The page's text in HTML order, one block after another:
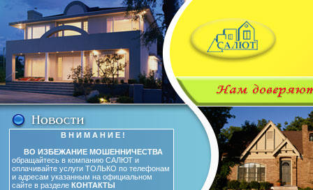
В Н И М А Н И Е !
ВО ИЗБЕЖАНИЕ МОШЕННИЧЕСТВА
обращайтесь в компанию САЛЮТ и
оплачивайте услуги ТОЛЬКО по телефонам
и адресам указанным на официальном
сайте в разделе КОНТАКТЫ